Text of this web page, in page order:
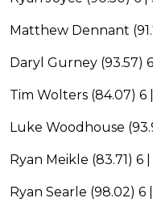
Matthew Dennant
Daryl Gurney (93.57)
Tim Wolters (84.07) 6
Luke Woodhouse
Ryan Meikle (83.71) 6
Ryan Searle (98.02)